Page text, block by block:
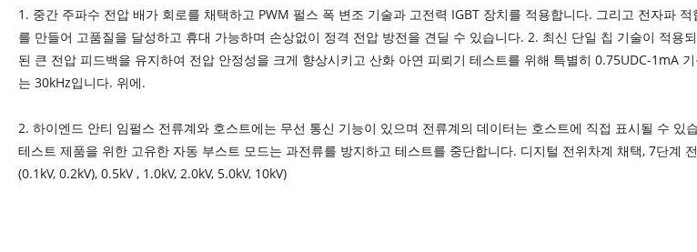
1. 중간 주파수 전압 배가 회로를 채택하고 PWM 펄스 폭 변조 기술과 고전력 IGBT 장치를 적용합니다. 그리고 전자파
를 만들어 고품질을 달성하고 휴대 가능하며 손상없이 정격 전압 방전을 견딜 수 있습니다. 2. 최신 단일 칩 기술이 적
된 큰 전압 피드백을 유지하여 전압 안정성을 크게 향상시키고 산화 아연 피뢰기 테스트를 위해 특별히 0.75UDC-1mA
는 30kHz입니다. 위에.
2. 하이엔드 안티 임펄스 전류계와 호스트에는 무선 통신 기능이 있으며 전류계의 데이터는 호스트에 직접 표시될 수
테스트 제품을 위한 고유한 자동 부스트 모드는 과전류를 방지하고 테스트를 중단합니다. 디지털 전위차계 채택, 7단계
(0.1kV, 0.2kV), 0.5kV , 1.0kV, 2.0kV, 5.0kV, 10kV)